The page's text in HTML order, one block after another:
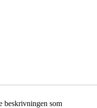
beskrivningen som